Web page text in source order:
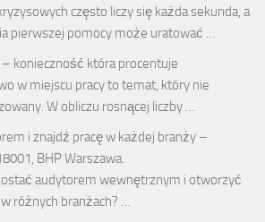
często liczy się każda sekunda, a
pierwszej pomocy może uratować …
– konieczność która procentuje
w miejscu pracy to temat, który nie
W obliczu rosnącej liczby …
i znajdź pracę w każdej branży –
BHP Warszawa.
audytorem wewnętrznym i otworzyć
różnych branżach? …